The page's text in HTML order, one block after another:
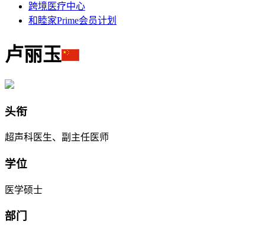
跨境医疗中心
和睦家Prime会员计划
卢丽玉
头衔
超声科医生、副主任医师
学位
医学硕士
部门